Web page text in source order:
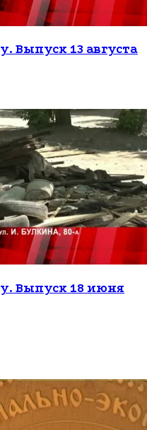
Выпуск 13 августа
Выпуск 18 июня